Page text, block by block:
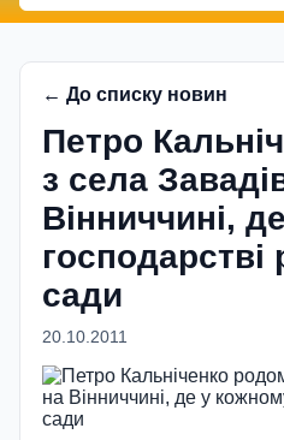
← До списку новин
Петро
з села
Вінниччині,
господарстві
сади
20.10.2011